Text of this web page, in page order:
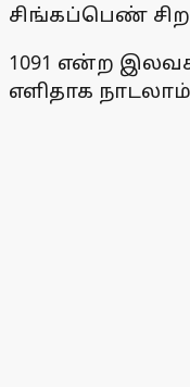
சிங்கப்பெண்
1091 என்ற
எளிதாக